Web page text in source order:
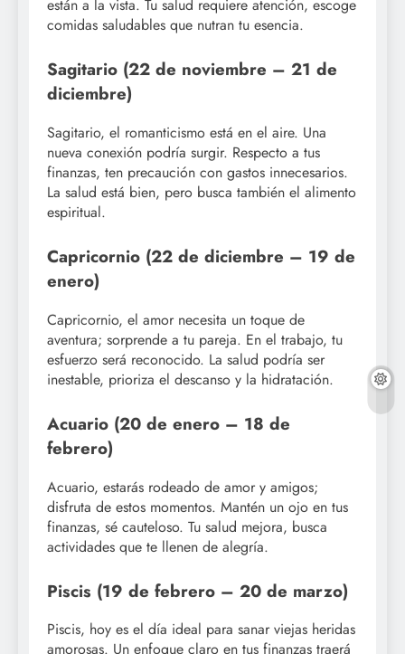
están a la vista. Tu salud requiere atención, escoge
comidas saludables que nutran tu esencia.
Sagitario (22 de noviembre – 21 de
diciembre)
Sagitario, el romanticismo está en el aire. Una
nueva conexión podría surgir. Respecto a tus
finanzas, ten precaución con gastos innecesarios.
La salud está bien, pero busca también el alimento
espiritual.
Capricornio (22 de diciembre – 19 de
enero)
Capricornio, el amor necesita un toque de
aventura; sorprende a tu pareja. En el trabajo, tu
esfuerzo será reconocido. La salud podría ser
inestable, prioriza el descanso y la hidratación.
Acuario (20 de enero – 18 de
febrero)
Acuario, estarás rodeado de amor y amigos;
disfruta de estos momentos. Mantén un ojo en tus
finanzas, sé cauteloso. Tu salud mejora, busca
actividades que te llenen de alegría.
Piscis (19 de febrero – 20 de marzo)
Piscis, hoy es el día ideal para sanar viejas heridas
amorosas. Un enfoque claro en tus finanzas traerá